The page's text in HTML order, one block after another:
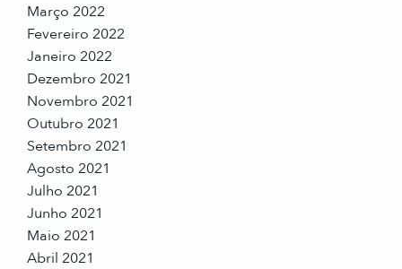
Março 2022
Fevereiro 2022
Janeiro 2022
Dezembro 2021
Novembro 2021
Outubro 2021
Setembro 2021
Agosto 2021
Julho 2021
Junho 2021
Maio 2021
Abril 2021